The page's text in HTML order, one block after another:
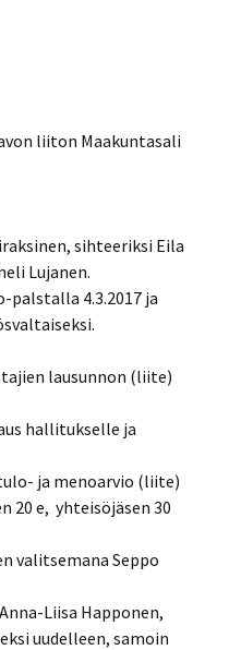
merkkituote
Partanen ja
tämmönenj
rentootus
liiton Maakuntasali
sihteeriksi Eila
Lujanen.
4.3.2017 ja
lausunnon (liite)
hallitukselle ja
ja menoarvio (liite)
20 e, yhteisöjäsen 30
valitsemana Seppo
Liisa Happonen,
uudelleen, samoin